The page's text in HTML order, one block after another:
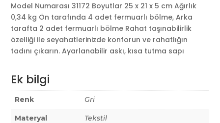
Model Numarası 31172 Boyutlar 25 x 21 x 5 cm Ağırlık
0,34 kg Ön tarafında 4 adet fermuarlı bölme, Arka
tarafta 2 adet fermuarlı bölme Rahat taşınabilirlik
özelliği ile seyahatlerinizde konforun ve rahatlığın
tadını çıkarın. Ayarlanabilir askı, kısa tutma sapı
Ek bilgi
Renk Gri
Materyal Tekstil